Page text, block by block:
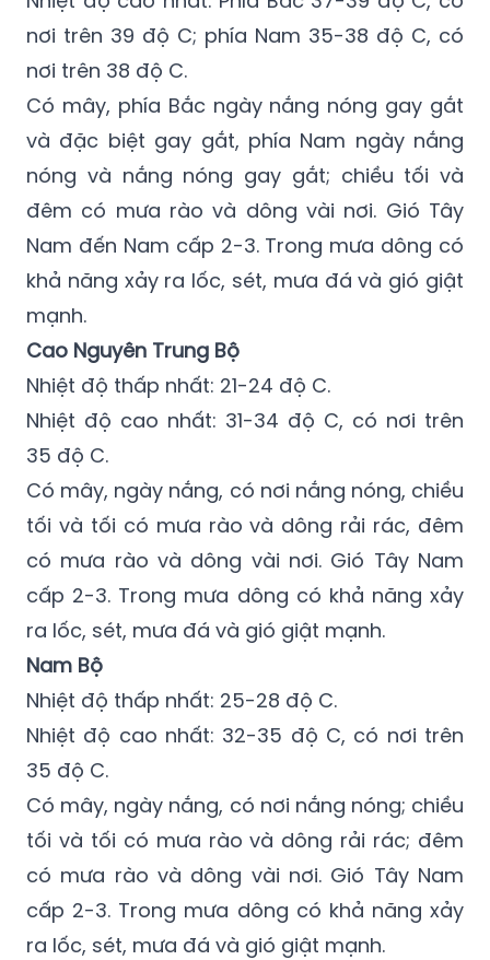
nơi trên 39 độ C; phía Nam 35-38 độ C, có
nơi trên 38 độ C.
Có mây, phía Bắc ngày nắng nóng gay gắt
và đặc biệt gay gắt, phía Nam ngày nắng
nóng và nắng nóng gay gắt; chiều tối và
đêm có mưa rào và dông vài nơi. Gió Tây
Nam đến Nam cấp 2-3. Trong mưa dông có
khả năng xảy ra lốc, sét, mưa đá và gió giật
mạnh.
Cao Nguyên Trung Bộ
Nhiệt độ thấp nhất: 21-24 độ C.
Nhiệt độ cao nhất: 31-34 độ C, có nơi trên
35 độ C.
Có mây, ngày nắng, có nơi nắng nóng, chiều
tối và tối có mưa rào và dông rải rác, đêm
có mưa rào và dông vài nơi. Gió Tây Nam
cấp 2-3. Trong mưa dông có khả năng xảy
ra lốc, sét, mưa đá và gió giật mạnh.
Nam Bộ
Nhiệt độ thấp nhất: 25-28 độ C.
Nhiệt độ cao nhất: 32-35 độ C, có nơi trên
35 độ C.
Có mây, ngày nắng, có nơi nắng nóng; chiều
tối và tối có mưa rào và dông rải rác; đêm
có mưa rào và dông vài nơi. Gió Tây Nam
cấp 2-3. Trong mưa dông có khả năng xảy
ra lốc, sét, mưa đá và gió giật mạnh.